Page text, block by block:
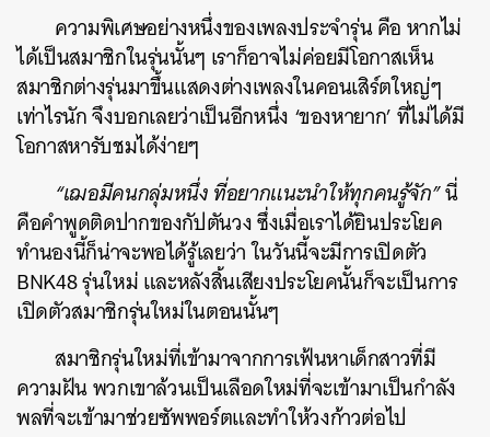
ความพิเศษอย่างหนึ่งของเพลงประจำรุ่น คือ หากไม่
ได้เป็นสมาชิกในรุ่นนั้นๆ เราก็อาจไม่ค่อยมีโอกาสเห็น
สมาชิกต่างรุ่นมาขึ้นแสดงต่างเพลงในคอนเสิร์ตใหญ่ๆ
เท่าไรนัก จึงบอกเลยว่าเป็นอีกหนึ่ง ‘ของหายาก’ ที่ไม่ได้มี
โอกาสหารับชมได้ง่ายๆ
“เฌอมีคนกลุ่มหนึ่ง ที่อยากแนะนำให้ทุกคนรู้จัก”นี่
คือคำพูดติดปากของกัปตันวง ซึ่งเมื่อเราได้ยินประโยค
ทำนองนี้ก็น่าจะพอได้รู้เลยว่า ในวันนี้จะมีการเปิดตัว
BNK48 รุ่นใหม่ และหลังสิ้นเสียงประโยคนั้นก็จะเป็นการ
เปิดตัวสมาชิกรุ่นใหม่ในตอนนั้นๆ
สมาชิกรุ่นใหม่ที่เข้ามาจากการเฟ้นหาเด็กสาวที่มี
ความฝัน พวกเขาล้วนเป็นเลือดใหม่ที่จะเข้ามาเป็นกำลัง
พลที่จะเข้ามาช่วยซัพพอร์ตและทำให้วงก้าวต่อไป